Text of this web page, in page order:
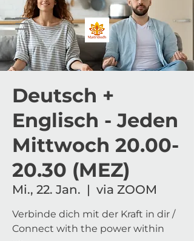
Deutsch +
Englisch - Jeden
Mittwoch 20.00-
20.30 (MEZ)
Mi., 22. Jan.
  |
via ZOOM
Verbinde dich mit der Kraft in dir /
Connect with the power within